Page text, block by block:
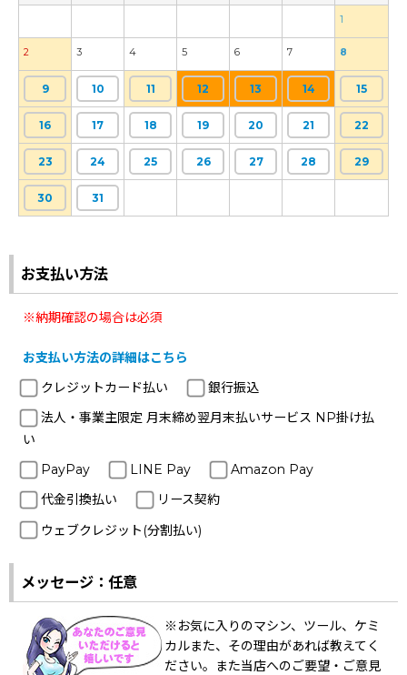
1
2 3 4 5 6 7 8
9 10 11 12 13 14 15
16 17 18 19 20 21 22
23 24 25 26 27 28 29
30 31
お支払い方法
※納期確認の場合は必須
お支払い方法の詳細はこちら
クレジットカード払い
銀行振込
法人・事業主限定 月末締め翌月末払いサービス NP掛け払
い
PayPay
LINE Pay
Amazon Pay
代金引換払い
リース契約
ウェブクレジット(分割払い)
メッセージ：任意
※お気に入りのマシン、ツール、ケミ
カルまた、その理由があれば教えてく
ださい。また当店へのご要望・ご意見